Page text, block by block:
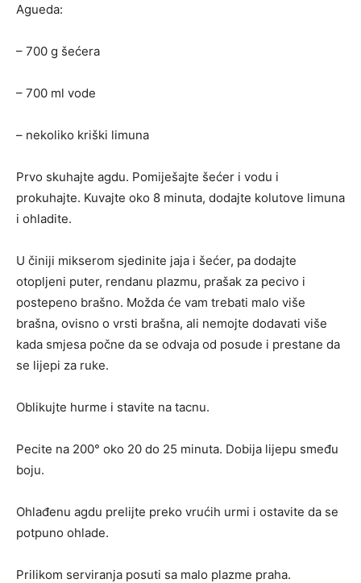
Agueda:
– 700 g šećera
– 700 ml vode
– nekoliko kriški limuna
Prvo skuhajte agdu. Pomiješajte šećer i vodu i
prokuhajte. Kuvajte oko 8 minuta, dodajte kolutove limuna
i ohladite.
U činiji mikserom sjedinite jaja i šećer, pa dodajte
otopljeni puter, rendanu plazmu, prašak za pecivo i
postepeno brašno. Možda će vam trebati malo više
brašna, ovisno o vrsti brašna, ali nemojte dodavati više
kada smjesa počne da se odvaja od posude i prestane da
se lijepi za ruke.
Oblikujte hurme i stavite na tacnu.
Pecite na 200° oko 20 do 25 minuta. Dobija lijepu smeđu
boju.
Ohlađenu agdu prelijte preko vrućih urmi i ostavite da se
potpuno ohlade.
Prilikom serviranja posuti sa malo plazme praha.